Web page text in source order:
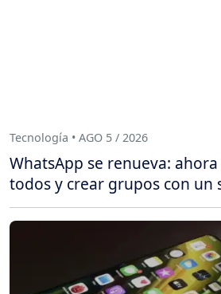
Tecnología • AGO 5 / 2026
WhatsApp se renueva:
todos y crear grupos con un